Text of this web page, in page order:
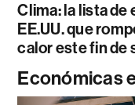
Clima: la lista de
EE.UU. que
calor este fin de
Económicas